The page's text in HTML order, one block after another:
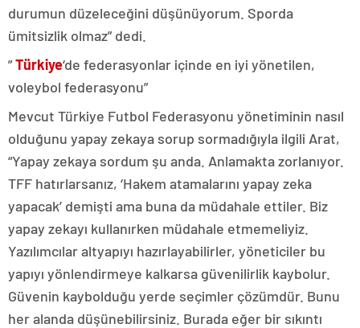
durumun düzeleceğini düşünüyorum. Sporda
ümitsizlik olmaz” dedi.
”Türkiye‘de federasyonlar içinde en iyi yönetilen,
voleybol federasyonu”
Mevcut Türkiye Futbol Federasyonu yönetiminin nasıl
olduğunu yapay zekaya sorup sormadığıyla ilgili Arat,
“Yapay zekaya sordum şu anda. Anlamakta zorlanıyor.
TFF hatırlarsanız, ‘Hakem atamalarını yapay zeka
yapacak’ demişti ama buna da müdahale ettiler. Biz
yapay zekayı kullanırken müdahale etmemeliyiz.
Yazılımcılar altyapıyı hazırlayabilirler, yöneticiler bu
yapıyı yönlendirmeye kalkarsa güvenilirlik kaybolur.
Güvenin kaybolduğu yerde seçimler çözümdür. Bunu
her alanda düşünebilirsiniz. Burada eğer bir sıkıntı